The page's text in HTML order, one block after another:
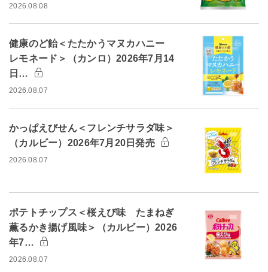
2026.08.08
健康のど飴＜たたかうマヌカハニー
レモネード＞（カンロ）2026年7月14
日…
2026.08.07
かっぱえびせん＜フレンチサラダ味＞
（カルビー）2026年7月20日発売
2026.08.07
ポテトチップス＜桜えび味 たまねぎ
薫るかき揚げ風味＞（カルビー）2026
年7…
2026.08.07